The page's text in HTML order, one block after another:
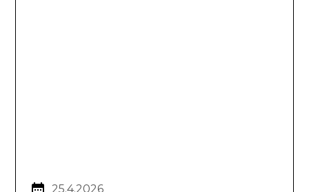
25.4.2026